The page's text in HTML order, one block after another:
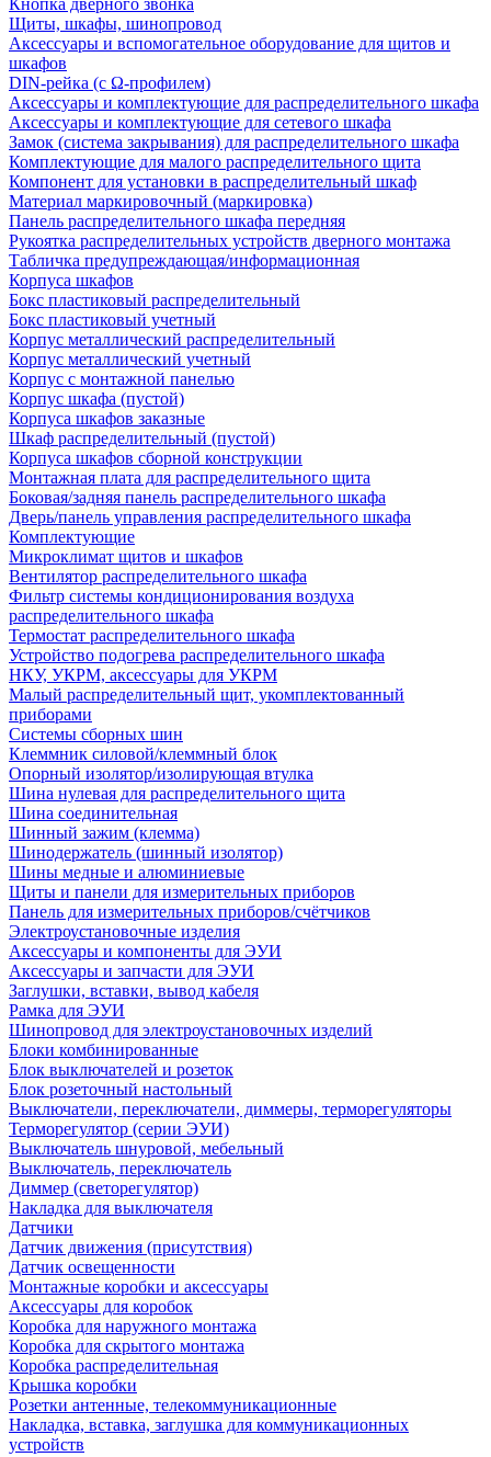
Кнопка дверного звонка
Щиты, шкафы, шинопровод
Аксессуары и вспомогательное оборудование для щитов и
шкафов
DIN-рейка (с Ω-профилем)
Аксессуары и комплектующие для распределительного шкафа
Аксессуары и комплектующие для сетевого шкафа
Замок (система закрывания) для распределительного шкафа
Комплектующие для малого распределительного щита
Компонент для установки в распределительный шкаф
Материал маркировочный (маркировка)
Панель распределительного шкафа передняя
Рукоятка распределительных устройств дверного монтажа
Табличка предупреждающая/информационная
Корпуса шкафов
Бокс пластиковый распределительный
Бокс пластиковый учетный
Корпус металлический распределительный
Корпус металлический учетный
Корпус с монтажной панелью
Корпус шкафа (пустой)
Корпуса шкафов заказные
Шкаф распределительный (пустой)
Корпуса шкафов сборной конструкции
Монтажная плата для распределительного щита
Боковая/задняя панель распределительного шкафа
Дверь/панель управления распределительного шкафа
Комплектующие
Микроклимат щитов и шкафов
Вентилятор распределительного шкафа
Фильтр системы кондиционирования воздуха
распределительного шкафа
Термостат распределительного шкафа
Устройство подогрева распределительного шкафа
НКУ, УКРМ, аксессуары для УКРМ
Малый распределительный щит, укомплектованный
приборами
Системы сборных шин
Клеммник силовой/клеммный блок
Опорный изолятор/изолирующая втулка
Шина нулевая для распределительного щита
Шина соединительная
Шинный зажим (клемма)
Шинодержатель (шинный изолятор)
Шины медные и алюминиевые
Щиты и панели для измерительных приборов
Панель для измерительных приборов/счётчиков
Электроустановочные изделия
Аксессуары и компоненты для ЭУИ
Аксессуары и запчасти для ЭУИ
Заглушки, вставки, вывод кабеля
Рамка для ЭУИ
Шинопровод для электроустановочных изделий
Блоки комбинированные
Блок выключателей и розеток
Блок розеточный настольный
Выключатели, переключатели, диммеры, терморегуляторы
Терморегулятор (серии ЭУИ)
Выключатель шнуровой, мебельный
Выключатель, переключатель
Диммер (светорегулятор)
Накладка для выключателя
Датчики
Датчик движения (присутствия)
Датчик освещенности
Монтажные коробки и аксессуары
Аксессуары для коробок
Коробка для наружного монтажа
Коробка для скрытого монтажа
Коробка распределительная
Крышка коробки
Розетки антенные, телекоммуникационные
Накладка, вставка, заглушка для коммуникационных
устройств